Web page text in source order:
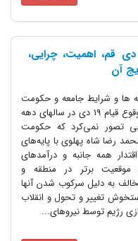
19 دی قم، اهمیت، چرایی،
آن
و شرایط جامعه و حکومت
به هنگام وقوع قیام 19 دی در سالهای دهه
تصور نمی‌کرد که حکومت
رضا شاه پهلوی با پایه‌های
همه جانبه و درآمدهای
برتر در منطقه و
به دلیل سرکوب شدن آنها
تغییر و تحول و انقلاب
رژیم توسط نیروهای...